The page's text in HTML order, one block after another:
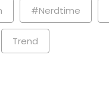
#Nerdtime
Trend